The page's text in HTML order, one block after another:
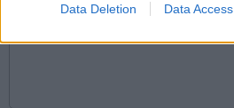
Data Deletion Data Access